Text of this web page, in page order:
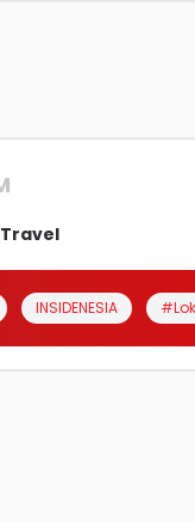
Travel
INSIDENESIA